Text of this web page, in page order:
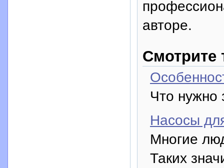
авторе.
Смотрите
Что нужно
Насосы
Многие
Таких